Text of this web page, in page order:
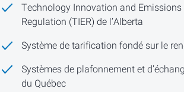
Technology Innovation and Emissions
Regulation (TIER) de l’Alberta
Système de tarification fondé sur le
Systèmes de plafonnement et
du Québec